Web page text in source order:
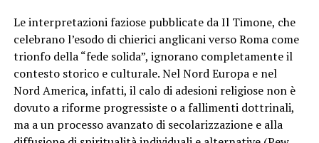
Le interpretazioni faziose pubblicate da Il Timone, che
celebrano l’esodo di chierici anglicani verso Roma come
trionfo della “fede solida”, ignorano completamente il
contesto storico e culturale. Nel Nord Europa e nel
Nord America, infatti, il calo di adesioni religiose non è
dovuto a riforme progressiste o a fallimenti dottrinali,
ma a un processo avanzato di secolarizzazione e alla